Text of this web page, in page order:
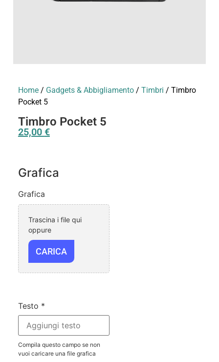
Home/ Gadgets & Abbigliamento/ Timbri / Timbro
Pocket 5
Timbro Pocket 5
25,00 €
Grafica
Grafica
Trascina i file qui
oppure
CARICA
Testo *
Compila questo campo se non
vuoi caricare una file grafica